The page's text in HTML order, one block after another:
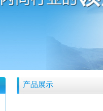
产品展示